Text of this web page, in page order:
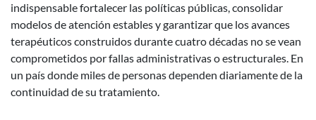
indispensable fortalecer las políticas públicas, consolidar
modelos de atención estables y garantizar que los avances
terapéuticos construidos durante cuatro décadas no se vean
comprometidos por fallas administrativas o estructurales. En
un país donde miles de personas dependen diariamente de la
continuidad de su tratamiento.